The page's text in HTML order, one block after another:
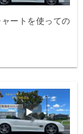
ートを使っての